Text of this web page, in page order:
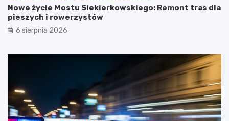
Nowe życie Mostu Siekierkowskiego: Remont tras dla
pieszych i rowerzystów
6 sierpnia 2026